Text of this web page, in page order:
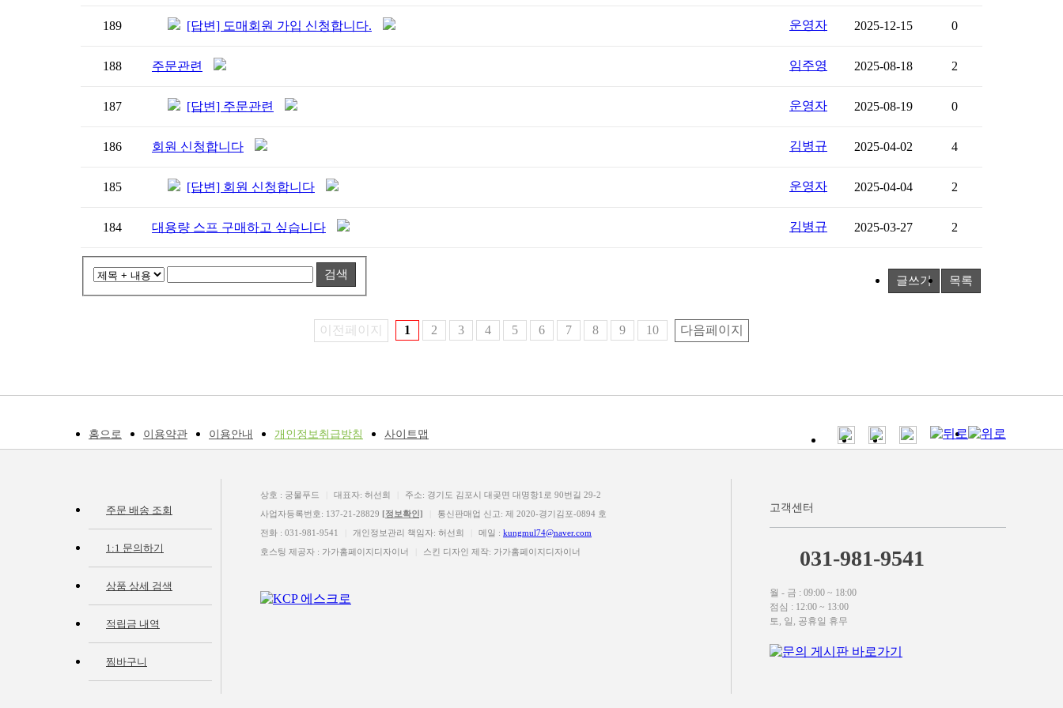
189 [답변] 도매회원 가입 신청합니다. 운영자 2025-12-15 0
188 주문관련 임주영 2025-08-18 2
187 [답변] 주문관련 운영자 2025-08-19 0
186 회원 신청합니다 김병규 2025-04-02 4
185 [답변] 회원 신청합니다 운영자 2025-04-04 2
184 대용량 스프 구매하고 싶습니다 김병규 2025-03-27 2
검색
글쓰기 목록
이전페이지 1 2 3 4 5 6 7 8 9 10 다음페이지
홈으로 이용약관 이용안내 개인정보취급방침 사이트맵
주문 배송 조회
1:1 문의하기
상품 상세 검색
적립금 내역
찜바구니
상호 : 궁물푸드 대표자: 허선희
주소: 경기도 김포시 대곶면 대명항1로 90번길 29-2
사업자등록번호: 137-21-28829 [정보확인]
통신판매업 신고: 제 2020-경기김포-0894 호
전화 : 031-981-9541
개인정보관리 책임자: 허선희 메일 : kungmul74@naver.com
호스팅 제공자 : 가가홈페이지디자이너
스킨 디자인 제작: 가가홈페이지디자이너
고객센터
031-981-9541
월 - 금 : 09:00 ~ 18:00
점심 : 12:00 ~ 13:00
토, 일, 공휴일 휴무